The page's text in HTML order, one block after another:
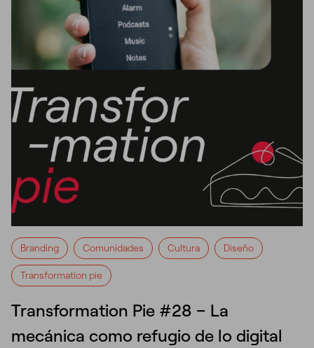
Branding Comunidades Cultura Diseño
Transformation pie
Transformation Pie #28 – La
mecánica como refugio de lo digital